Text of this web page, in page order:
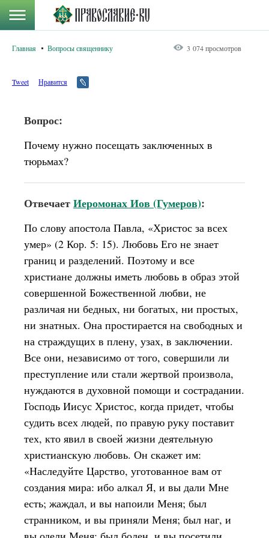
Главная Вопросы священнику 3 074 просмотров
Tweet Нравится
Вопрос:
Почему нужно посещать заключенных в
тюрьмах?
ОтвечаетИеромонах Иов (Гумеров):
По слову апостола Павла, «Христос за всех
умер» (2 Кор. 5: 15). Любовь Его не знает
границ и разделений. Поэтому и все
христиане должны иметь любовь в образ этой
совершенной Божественной любви, не
различая ни бедных, ни богатых, ни простых,
ни знатных. Она простирается на свободных и
на страждущих в плену, узах, в заключении.
Все они, независимо от того, совершили ли
преступление или стали жертвой произвола,
нуждаются в духовной помощи и сострадании.
Господь Иисус Христос, когда придет, чтобы
судить всех людей, по правую руку поставит
тех, кто явил в своей жизни деятельную
христианскую любовь. Он скажет им:
«Наследуйте Царство, уготованное вам от
создания мира: ибо алкал Я, и вы дали Мне
есть; жаждал, и вы напоили Меня; был
странником, и вы приняли Меня; был наг, и